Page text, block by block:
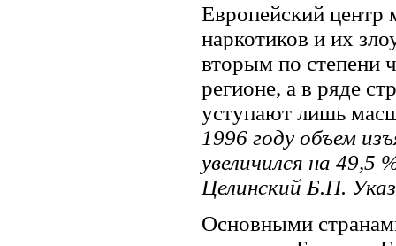
Европейский центр
наркотиков и их
вторым по степени
регионе, а в ряде
уступают лишь
1996 году объем
увеличился на
Целинский Б.П.
Основными